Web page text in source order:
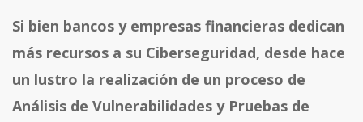
Si bien bancos y empresas financieras dedican
más recursos a su Ciberseguridad, desde hace
un lustro la realización de un proceso de
Análisis de Vulnerabilidades y Pruebas de